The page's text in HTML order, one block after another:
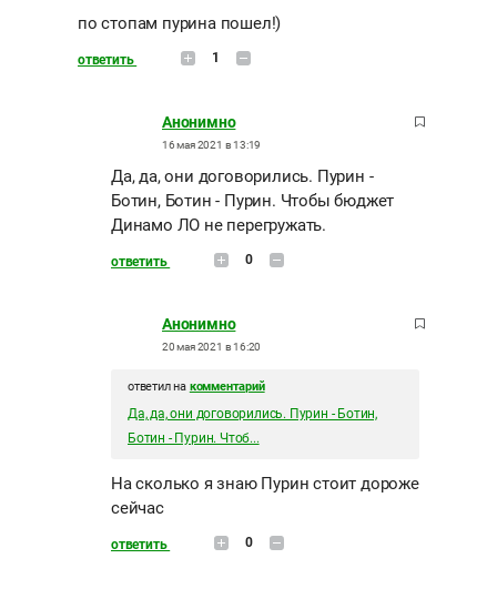
по стопам пурина пошел!)
ответить 1
Анонимно
16 мая 2021 в 13:19
Да, да, они договорились. Пурин -
Ботин, Ботин - Пурин. Чтобы бюджет
Динамо ЛО не перегружать.
ответить 0
Анонимно
20 мая 2021 в 16:20
ответил на комментарий
Да, да, они договорились. Пурин - Ботин,
Ботин - Пурин. Чтоб...
На сколько я знаю Пурин стоит дороже
сейчас
ответить 0